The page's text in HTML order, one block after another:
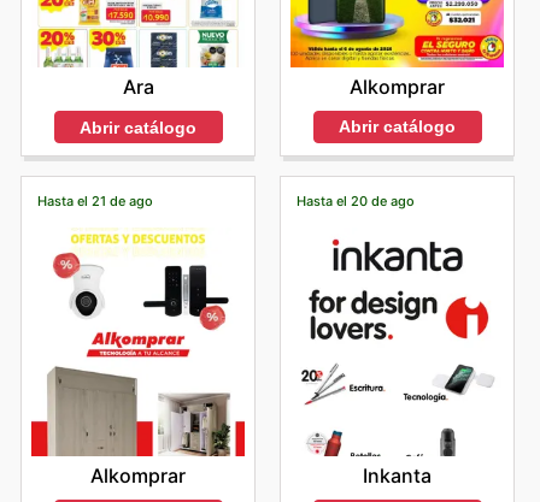
Ara
Abrir catálogo
Alkomprar
Abrir catálogo
Hasta el 21 de ago
Alkomprar
Hasta el 20 de ago
Inkanta